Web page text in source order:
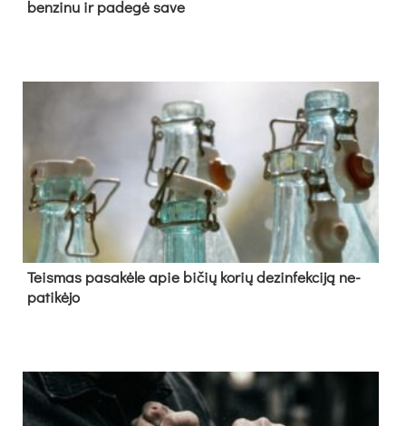
ben­zi­nu ir pa­de­gė sa­ve
Teis­mas pa­sa­kė­le apie bi­čių ko­rių de­zin­fek­ci­ją ne­
pa­ti­kė­jo